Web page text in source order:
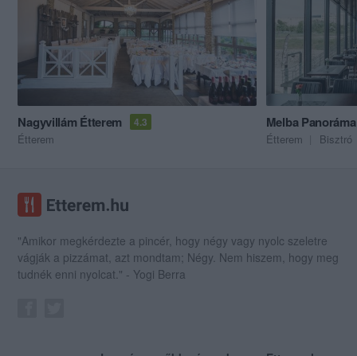
Nagyvillám Étterem 4.3
Étterem
Melba
Étterem Bisztró
"Amikor megkérdezte a pincér, hogy négy vagy nyolc szeletre
vágják a pizzámat, azt mondtam; Négy. Nem hiszem, hogy meg
tudnék enni nyolcat." - Yogi Berra